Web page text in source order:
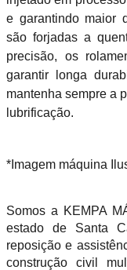
e garantindo maior
são forjadas a
precisão, os
garantir longa
mantenha sempre a
lubrificação.
*Imagem máquina
Somos a KEMPA
estado de Santa
reposição e
construção civil